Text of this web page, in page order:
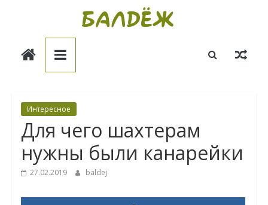
Балдёж
Интересное
Для чего шахтерам
нужны были канарейки
27.02.2019 baldej